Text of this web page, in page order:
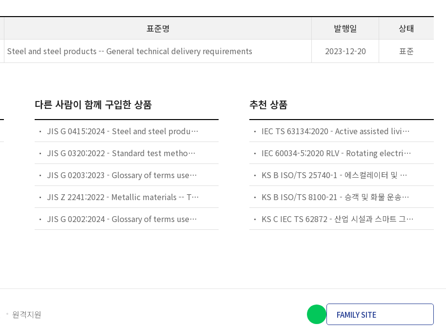
표준명 발행일 상태
Steel and steel products -- General technical delivery requirements 2023-12-20 표준
다른 사람이 함께 구입한 상품
JIS G 0415:2024 - Steel and steel products -- Inspection documents
JIS G 0320:2022 - Standard test method for heat analysis of steel products
JIS G 0203:2023 - Glossary of terms used in iron and steel (Products and quality)
JIS Z 2241:2022 - Metallic materials -- Tensile testing -- Method of test at room temperature
JIS G 0202:2024 - Glossary of terms used in iron and steel (Testing)
추천 상품
IEC TS 63134:2020 - Active assisted living (AAL) use cases
IEC 60034-5:2020 RLV - Rotating electrical machines - Part 5: Degrees of protection provided by the integral design of rotating electrical machines (IP code) - Classification
KS B ISO/TS 25740-1 - 에스컬레이터 및 무빙워크에 대한 안전요건 — 제1부: 세계공통 필수 안전요건(GESRs)
KS B ISO/TS 8100-21 - 승객 및 화물 운송용 엘리베이터 —제21부: 세계공통 필수안전요건(GESRs)을 충족하는 세계공통 안전 파라미터(GSPs)
KS C IEC TS 62872 - 산업 시설과 스마트 그리드 사이의 산업 공정 측정, 제어 및 자동화 시스템 인터페이스
원격지원 FAMILY SITE